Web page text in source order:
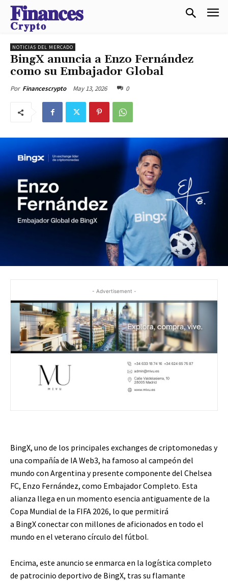
𝐅𝐢𝐧𝐚𝐧𝐜𝐞𝐬
𝐂𝐫𝐲𝐩𝐭𝐨
NOTICIAS DEL MERCADO
BingX anuncia a Enzo Fernández
como su Embajador Global
Por Financescrypto May 13, 2026 0
- Advertisement -
BingX, uno de los principales exchanges de criptomonedas y
una compañía de IA Web3, ha famoso al campeón del
mundo con Argentina y presente componente del Chelsea
FC, Enzo Fernández, como Embajador Completo. Esta
alianza llega en un momento esencia antiguamente de la
Copa Mundial de la FIFA 2026, lo que permitirá
a BingX conectar con millones de aficionados en todo el
mundo en el veterano círculo del fútbol.
Encima, este anuncio se enmarca en la logística completo
de patrocinio deportivo de BingX, tras su flamante